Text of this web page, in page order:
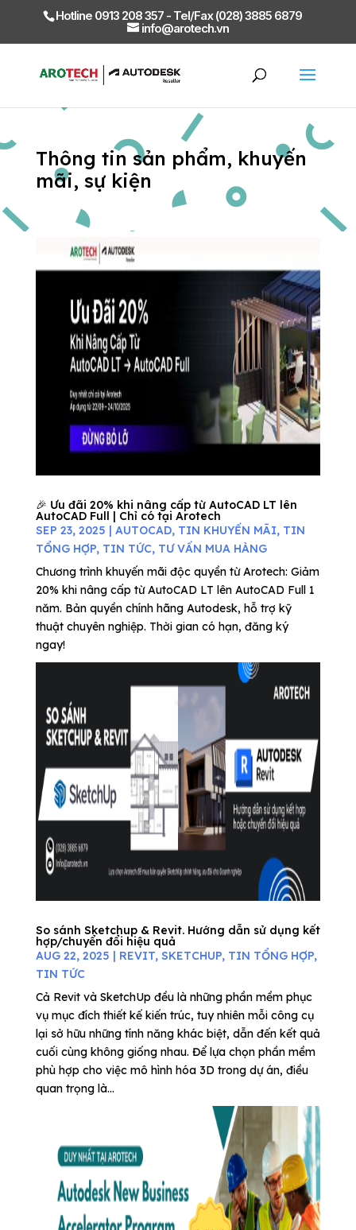
Hotline 0913 208 357 - Tel/Fax (028) 3885 6879
info@arotech.vn
Thông tin sản phẩm, khuyến
mãi, sự kiện
🎉 Ưu đãi 20% khi nâng cấp từ AutoCAD LT lên
AutoCAD Full | Chỉ có tại Arotech
SEP 23, 2025 | AUTOCAD, TIN KHUYẾN MÃI, TIN
TỔNG HỢP, TIN TỨC, TƯ VẤN MUA HÀNG
Chương trình khuyến mãi độc quyền từ Arotech: Giảm
20% khi nâng cấp từ AutoCAD LT lên AutoCAD Full 1
năm. Bản quyền chính hãng Autodesk, hỗ trợ kỹ
thuật chuyên nghiệp. Thời gian có hạn, đăng ký
ngay!
So sánh Sketchup & Revit. Hướng dẫn sử dụng kết
hợp/chuyển đổi hiệu quả
AUG 22, 2025 | REVIT, SKETCHUP, TIN TỔNG HỢP,
TIN TỨC
Cả Revit và SketchUp đều là những phần mềm phục
vụ mục đích thiết kế kiến trúc, tuy nhiên mỗi công cụ
lại sở hữu những tính năng khác biệt, dẫn đến kết quả
cuối cùng không giống nhau. Để lựa chọn phần mềm
phù hợp cho việc mô hình hóa 3D trong dự án, điều
quan trọng là...